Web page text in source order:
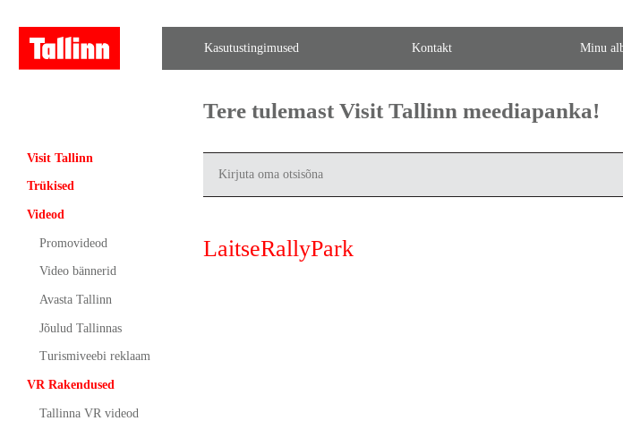
Kasutustingimused Kontakt Minu
Visit Tallinn
Trükised
Videod
Promovideod
Video bännerid
Avasta Tallinn
Jõulud Tallinnas
Turismiveebi reklaam
VR Rakendused
Tallinna VR videod
Tere tulemast Visit Tallinn meediapanka!
LaitseRallyPark